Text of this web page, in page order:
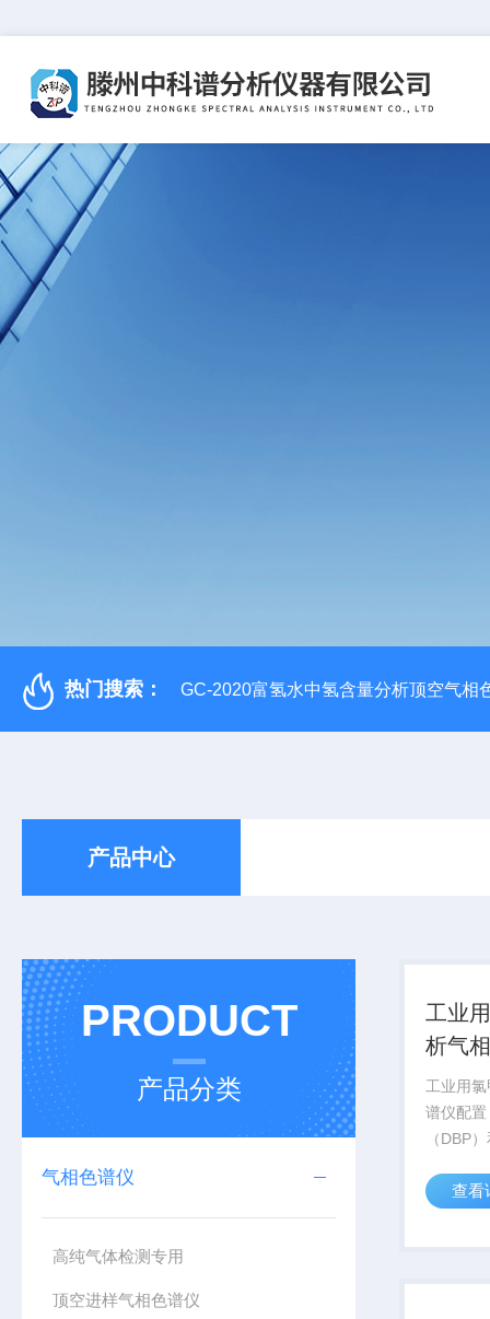
热门搜索： GC-2020富氢水中氢含量分析顶空气相
产品中心
PRODUCT
产品分类
气相色谱仪
高纯气体检测专用
顶空进样气相色谱仪
工业
析气
工业用
谱仪配
（DBP
离抓甲
氯甲烷
查看